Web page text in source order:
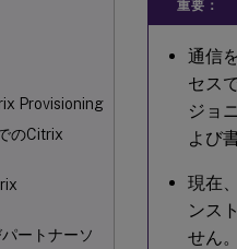
Provisioning
のCitrix
ートナーソ
重要：
通信
セス
ジョ
よび
現在
ンス
せん